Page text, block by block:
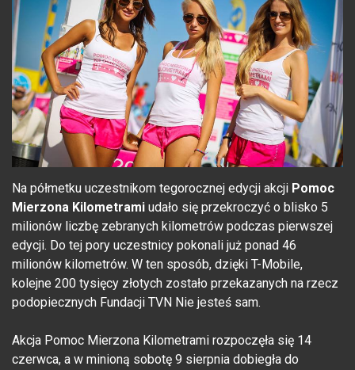
Na półmetku uczestnikom tegorocznej edycji akcji Pomoc
Mierzona Kilometrami udało się przekroczyć o blisko 5
milionów liczbę zebranych kilometrów podczas pierwszej
edycji. Do tej pory uczestnicy pokonali już ponad 46
milionów kilometrów. W ten sposób, dzięki T-Mobile,
kolejne 200 tysięcy złotych zostało przekazanych na rzecz
podopiecznych Fundacji TVN Nie jesteś sam.
Akcja Pomoc Mierzona Kilometrami rozpoczęła się 14
czerwca, a w minioną sobotę 9 sierpnia dobiegła do